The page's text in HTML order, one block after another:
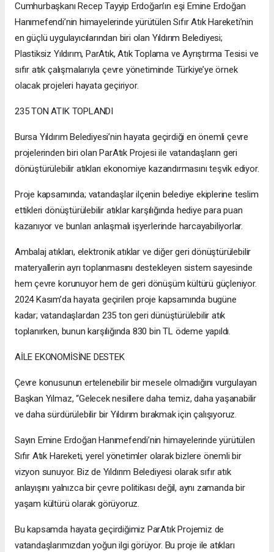
Cumhurbaşkanı Recep Tayyip Erdoğan’ın eşi Emine Erdoğan
Hanımefendi’nin himayelerinde yürütülen Sıfır Atık Hareketi’nin
en güçlü uygulayıcılarından biri olan Yıldırım Belediyesi;
Plastiksiz Yıldırım, ParAtık, Atık Toplama ve Ayrıştırma Tesisi ve
sıfır atık çalışmalarıyla çevre yönetiminde Türkiye’ye örnek
olacak projeleri hayata geçiriyor.
235 TON ATIK TOPLANDI
Bursa Yıldırım Belediyesi’nin hayata geçirdiği en önemli çevre
projelerinden biri olan ParAtık Projesi ile vatandaşların geri
dönüştürülebilir atıkları ekonomiye kazandırmasını teşvik ediyor.
Proje kapsamında; vatandaşlar ilçenin belediye ekiplerine teslim
ettikleri dönüştürülebilir atıklar karşılığında hediye para puan
kazanıyor ve bunları anlaşmalı işyerlerinde harcayabiliyorlar.
Ambalaj atıkları, elektronik atıklar ve diğer geri dönüştürülebilir
materyallerin ayrı toplanmasını destekleyen sistem sayesinde
hem çevre korunuyor hem de geri dönüşüm kültürü güçleniyor.
2024 Kasım’da hayata geçirilen proje kapsamında bugüne
kadar; vatandaşlardan 235 ton geri dünüştürülebilir atık
toplanırken, bunun karşılığında 830 bin TL ödeme yapıldı.
AİLE EKONOMİSİNE DESTEK
Çevre konusunun ertelenebilir bir mesele olmadığını vurgulayan
Başkan Yılmaz, “Gelecek nesillere daha temiz, daha yaşanabilir
ve daha sürdürülebilir bir Yıldırım bırakmak için çalışıyoruz.
Sayın Emine Erdoğan Hanımefendi’nin himayelerinde yürütülen
Sıfır Atık Hareketi, yerel yönetimler olarak bizlere önemli bir
vizyon sunuyor. Biz de Yıldırım Belediyesi olarak sıfır atık
anlayışını yalnızca bir çevre politikası değil, aynı zamanda bir
yaşam kültürü olarak görüyoruz.
Bu kapsamda hayata geçirdiğimiz ParAtık Projemiz de
vatandaşlarımızdan yoğun ilgi görüyor. Bu proje ile atıkları